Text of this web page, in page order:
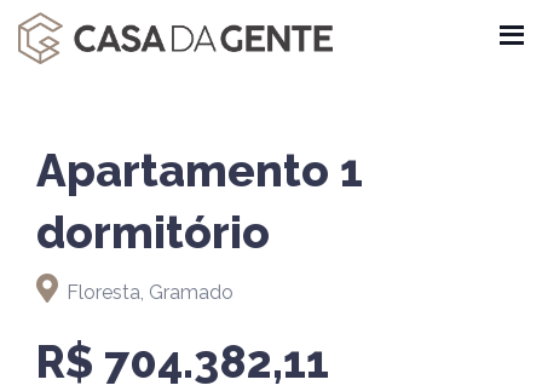
Apartamento 1
dormitório
Floresta, Gramado
R$ 704.382,11